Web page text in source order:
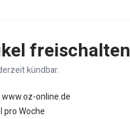
freischalten
kündbar.
online.de
pro Woche